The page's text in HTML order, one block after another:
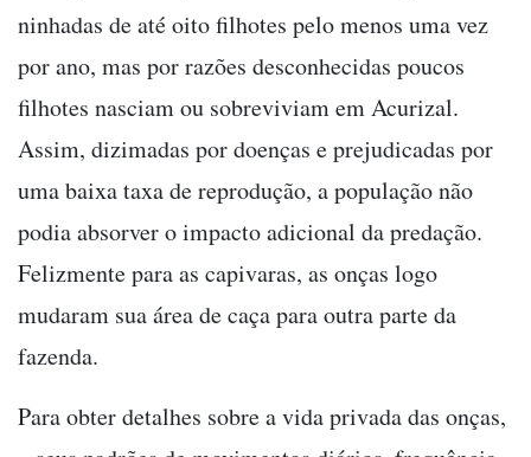
ninhadas de até oito filhotes pelo menos uma vez
por ano, mas por razões desconhecidas poucos
filhotes nasciam ou sobreviviam em Acurizal.
Assim, dizimadas por doenças e prejudicadas por
uma baixa taxa de reprodução, a população não
podia absorver o impacto adicional da predação.
Felizmente para as capivaras, as onças logo
mudaram sua área de caça para outra parte da
fazenda.
Para obter detalhes sobre a vida privada das onças,